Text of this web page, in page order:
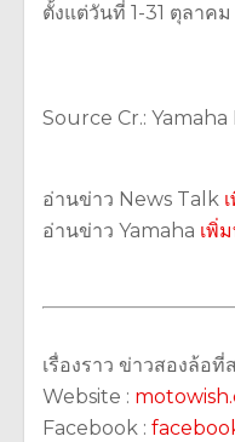
ตั้งแต่วันที่ 1-31 ตุลาค
Source Cr.: Yamaha
อ่านข่าว News Talk
อ่านข่าว Yamaha เพิ่
เรื่องราว ข่าวสองล้อที่
Website :
Facebook :